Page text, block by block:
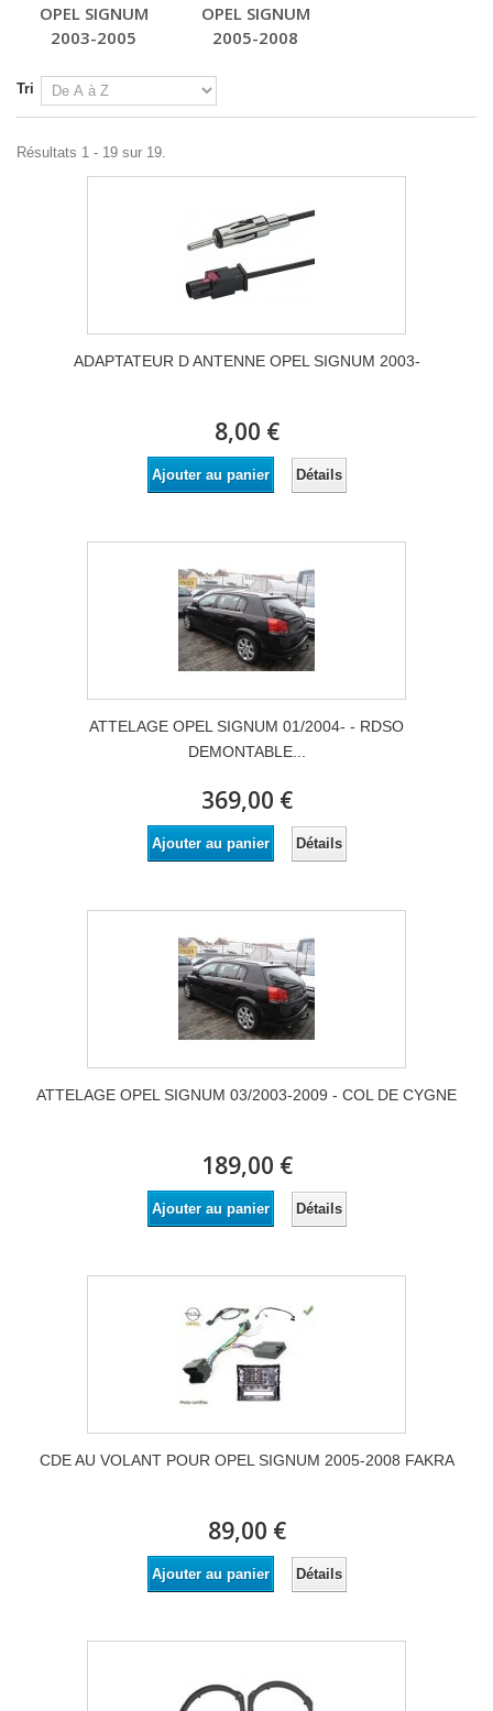
OPEL SIGNUM
2003-2005
OPEL SIGNUM
2005-2008
Tri
Résultats 1 - 19 sur 19.
ADAPTATEUR D ANTENNE OPEL SIGNUM 2003-
8,00 €
Ajouter au panier Détails
ATTELAGE OPEL SIGNUM 01/2004- - RDSO
DEMONTABLE...
369,00 €
Ajouter au panier Détails
ATTELAGE OPEL SIGNUM 03/2003-2009 - COL DE CYGNE
189,00 €
Ajouter au panier Détails
CDE AU VOLANT POUR OPEL SIGNUM 2005-2008 FAKRA
89,00 €
Ajouter au panier Détails